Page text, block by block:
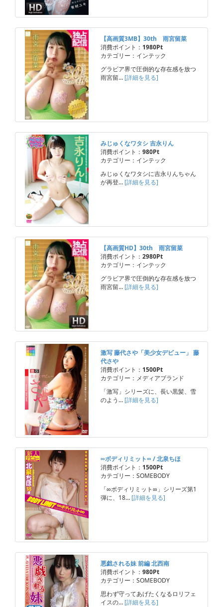
【高画質3MB】30th 雨宮留菜
消費ポイント： 1980Pt
カテゴリー：インテック
グラビア界で圧倒的な存在感を放つ
雨宮留… [詳細を見る]
みじゅくなワタシ 吉永りん
消費ポイント： 980Pt
カテゴリー：インテック
みじゅくなワタシに吉永りんちゃん
が再登… [詳細を見る]
【高画質HD】30th 雨宮留菜
消費ポイント： 2980Pt
カテゴリー：インテック
グラビア界で圧倒的な存在感を放つ
雨宮留… [詳細を見る]
激写 藤代さや「美少女デビュー」 藤
代さや
消費ポイント： 1500Pt
カテゴリー：メディアブランド
「激写」シリーズに、長い黒髪、雪
のよう… [詳細を見る]
∞ボディリミット∞ / 北泉ちほ
消費ポイント： 1500Pt
カテゴリー：SOMEBODY
「∞ボディリミット∞」シリーズ第1
弾に、18… [詳細を見る]
悪戯される妹 前編 北西南
消費ポイント： 980Pt
カテゴリー：SOMEBODY
思わず守ってあげたくなるロリフェ
イスの… [詳細を見る]